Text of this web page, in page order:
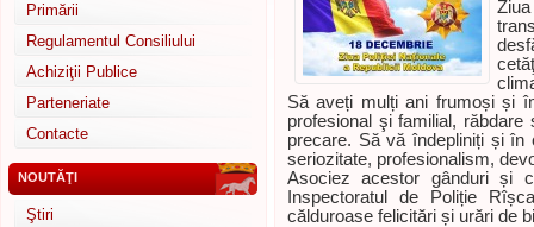
Primării
Regulamentul Consiliului
Achiziţii Publice
Parteneriate
Contacte
NOUTĂŢI
Ştiri
Să aveți mulți ani frumoși și
profesional şi familial,
precare. Să vă îndepliniți și în
seriozitate, profesionalism,
Asociez acestor gânduri și
Inspectoratul de Poliție
călduroase felicitări și urări de